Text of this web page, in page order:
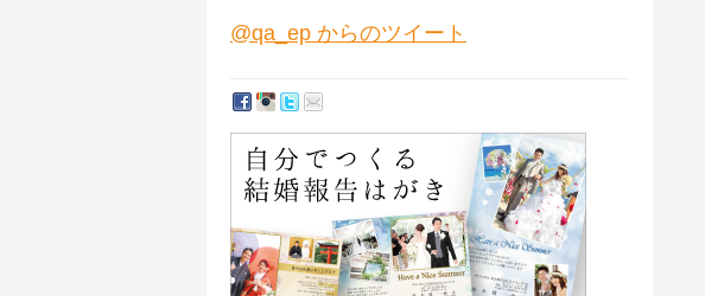
@qa_ep からのツイート